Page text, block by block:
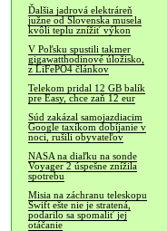
Ďalšia jadrová elektráreň
južne od Slovenska musela
kvôli teplu znížiť výkon
V Poľsku spustili takmer
gigawatthodinové úložisko,
z LiFePO4 článkov
Telekom pridal 12 GB balík
pre Easy, chce zaň 12 eur
Súd zakázal samojazdiacim
Google taxíkom dobíjanie v
noci, rušili obyvateľov
NASA na diaľku na sonde
Voyager 2 úspešne znížila
spotrebu
Misia na záchranu teleskopu
Swift ešte nie je stratená,
podarilo sa spomaliť jej
otáčanie